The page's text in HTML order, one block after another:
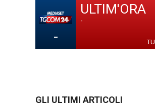
-
ULTIM'ORA
-
GLI ULTIMI ARTICOLI